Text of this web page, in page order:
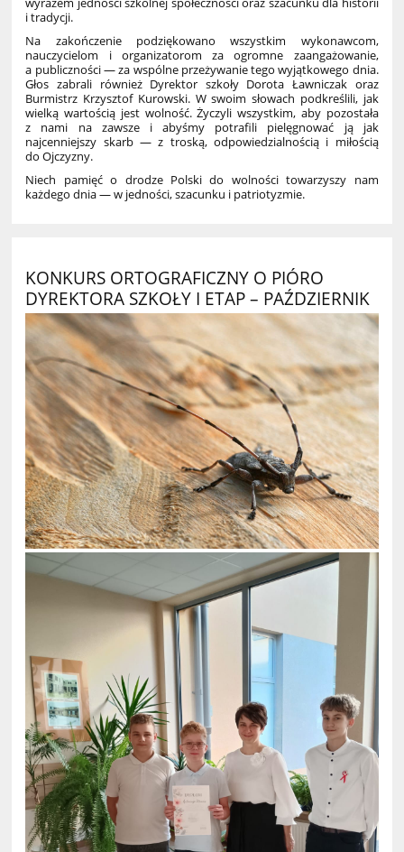
i tradycji.
Na zakończenie podziękowano wszystkim wykonawcom,
nauczycielom i organizatorom za ogromne zaangażowanie,
a publiczności — za wspólne przeżywanie tego wyjątkowego dnia.
Głos zabrali również Dyrektor szkoły Dorota Ławniczak oraz
Burmistrz Krzysztof Kurowski. W swoim słowach podkreślili, jak
wielką wartością jest wolność. Życzyli wszystkim, aby pozostała
z nami na zawsze i abyśmy potrafili pielęgnować ją jak
najcenniejszy skarb — z troską, odpowiedzialnością i miłością
do Ojczyzny.
Niech pamięć o drodze Polski do wolności towarzyszy nam
każdego dnia — w jedności, szacunku i patriotyzmie.
KONKURS ORTOGRAFICZNY O PIÓRO
DYREKTORA SZKOŁY I ETAP – PAŹDZIERNIK